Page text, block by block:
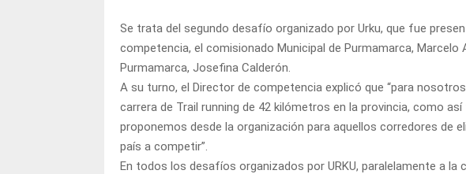
Se trata del segundo desafío organizado por Urku, que fue
competencia, el comisionado Municipal de Purmamarca,
Purmamarca, Josefina Calderón.
A su turno, el Director de competencia explicó que “para
carrera de Trail running de 42 kilómetros en la provincia, como
proponemos desde la organización para aquellos corredores de
país a competir”.
En todos los desafíos organizados por URKU, paralelamente a